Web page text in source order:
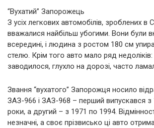
“Вухатий” Запорожець
З усіх легкових автомобілів, зроблених в
вважалися найбільш убогими. Вони були
всередині, і людина з ростом 180 см
стелю. Крім того авто мало ряд
заводилося, глухло на дорозі, часто
Звання “вухатого” Запорожця носило
ЗАЗ-966 і ЗАЗ-968 – перший випускався з
роки, а другий – з 1971 по 1994.
незначні, а своє прізвисько ці авто